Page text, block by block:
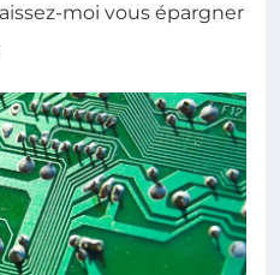
moi vous épargner